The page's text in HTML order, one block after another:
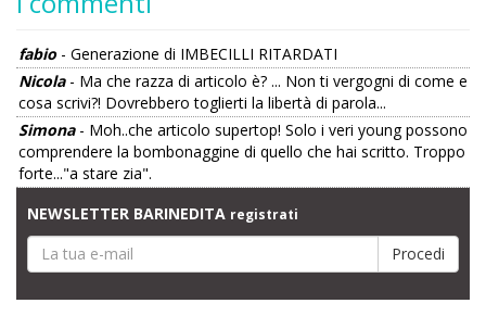
fabio- Generazione di IMBECILLI RITARDATI
Nicola- Ma che razza di articolo è? ... Non ti vergogni di come e
cosa scrivi?! Dovrebbero toglierti la libertà di parola...
Simona- Moh..che articolo supertop! Solo i veri young possono
comprendere la bombonaggine di quello che hai scritto. Troppo
forte..."a stare zia".
NEWSLETTER BARINEDITA registrati